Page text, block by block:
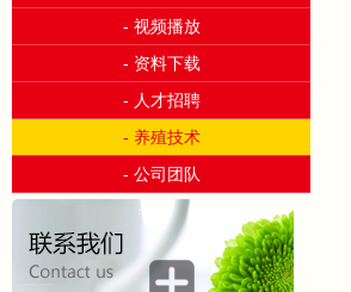
- 视频播放
- 资料下载
- 人才招聘
- 养殖技术
- 公司团队